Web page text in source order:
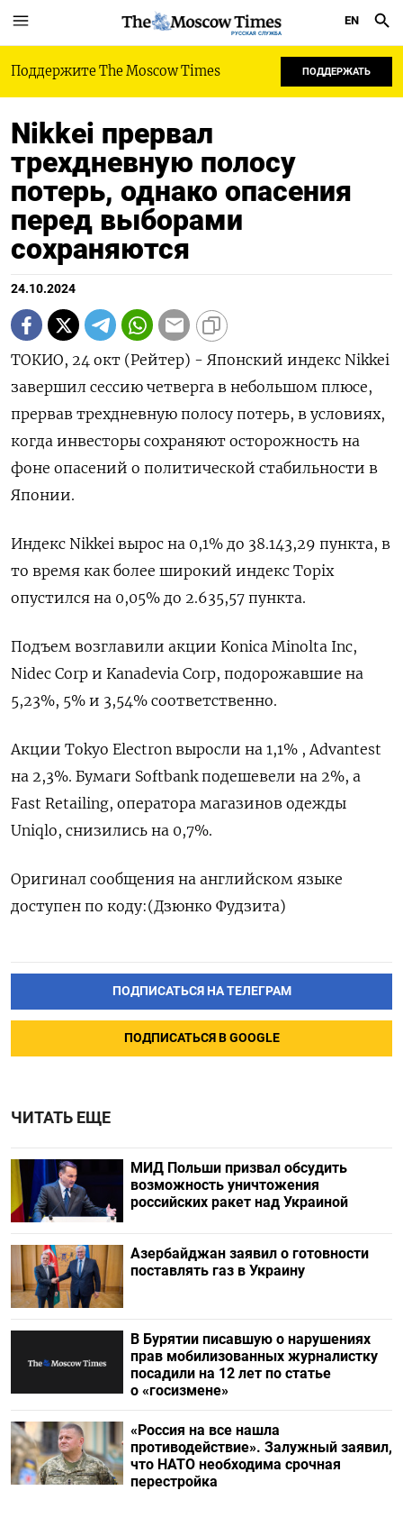
РУССКАЯ СЛУЖБА
EN
Поддержите The Moscow Times ПОДДЕРЖАТЬ
Nikkei прервал
трехдневную полосу
потерь, однако опасения
перед выборами
сохраняются
24.10.2024
ТОКИО, 24 окт (Рейтер) - Японский индекс Nikkei
завершил сессию четверга в небольшом плюсе,
прервав трехдневную полосу потерь, в условиях,
когда инвесторы сохраняют осторожность на
фоне опасений о политической стабильности в
Японии.
Индекс Nikkei вырос на 0,1% до 38.143,29 пункта, в
то время как более широкий индекс Topix
опустился на 0,05% до 2.635,57 пункта.
Подъем возглавили акции Konica Minolta Inc,
Nidec Corp и Kanadevia Corp, подорожавшие на
5,23%, 5% и 3,54% соответственно.
Акции Tokyo Electron выросли на 1,1% , Advantest
на 2,3%. Бумаги Softbank подешевели на 2%, а
Fast Retailing, оператора магазинов одежды
Uniqlo, снизились на 0,7%.
Оригинал сообщения на английском языке
доступен по коду: ​ (Дзюнко Фудзита)
ПОДПИСАТЬСЯ НА ТЕЛЕГРАМ
ПОДПИСАТЬСЯ В GOOGLE
ЧИТАТЬ ЕЩЕ
МИД Польши призвал обсудить
возможность уничтожения
российских ракет над Украиной
Азербайджан заявил о готовности
поставлять газ в Украину
В Бурятии писавшую о нарушениях
прав мобилизованных журналистку
посадили на 12 лет по статье
о «госизмене»
«Россия на все нашла
противодействие». Залужный заявил,
что НАТО необходима срочная
перестройка